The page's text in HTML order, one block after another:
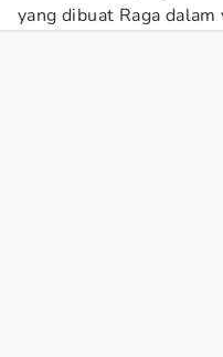
yang dibuat Raga